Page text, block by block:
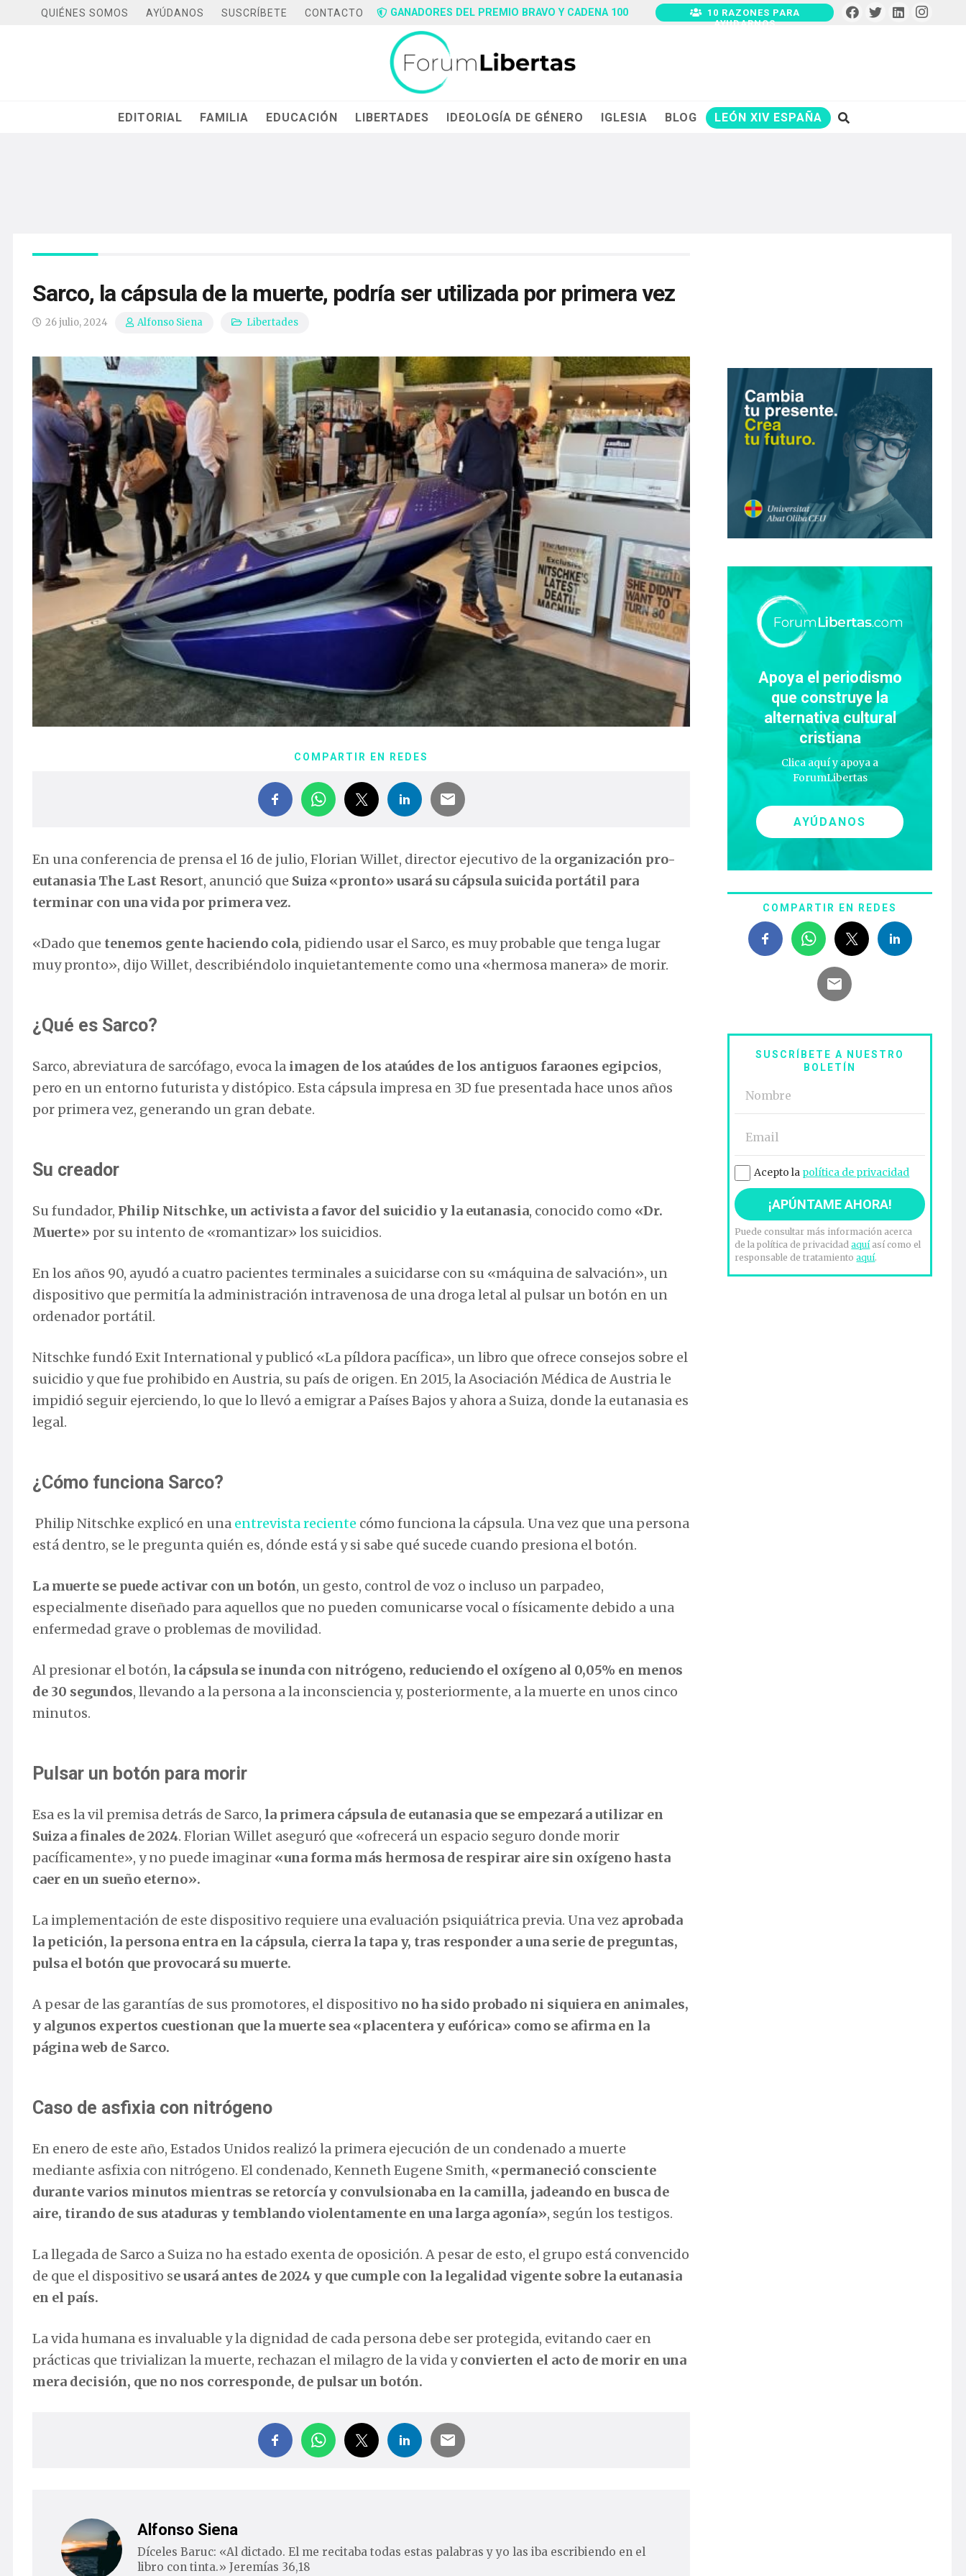
QUIÉNES SOMOS AYÚDANOS SUSCRÍBETE CONTACTO GANADORES DEL PREMIO BRAVO Y CADENA 100
10 RAZONES PARA
AYUDARNOS
EDITORIAL FAMILIA EDUCACIÓN LIBERTADES IDEOLOGÍA DE GÉNERO IGLESIA BLOG LEÓN XIV ESPAÑA
Sarco, la cápsula de la muerte, podría ser utilizada por primera vez
26 julio, 2024 Alfonso Siena Libertades
COMPARTIR EN REDES
En una conferencia de prensa el 16 de julio, Florian Willet, director ejecutivo de la organización pro-
eutanasia The Last Resort, anunció que Suiza «pronto» usará su cápsula suicida portátil para
terminar con una vida por primera vez.
«Dado que tenemos gente haciendo cola, pidiendo usar el Sarco, es muy probable que tenga lugar
muy pronto», dijo Willet, describiéndolo inquietantemente como una «hermosa manera» de morir.
¿Qué es Sarco?
Sarco, abreviatura de sarcófago, evoca la imagen de los ataúdes de los antiguos faraones egipcios,
pero en un entorno futurista y distópico. Esta cápsula impresa en 3D fue presentada hace unos años
por primera vez, generando un gran debate.
Su creador
Su fundador, Philip Nitschke, un activista a favor del suicidio y la eutanasia, conocido como «Dr.
Muerte» por su intento de «romantizar» los suicidios.
En los años 90, ayudó a cuatro pacientes terminales a suicidarse con su «máquina de salvación», un
dispositivo que permitía la administración intravenosa de una droga letal al pulsar un botón en un
ordenador portátil.
Nitschke fundó Exit International y publicó «La píldora pacífica», un libro que ofrece consejos sobre el
suicidio y que fue prohibido en Austria, su país de origen. En 2015, la Asociación Médica de Austria le
impidió seguir ejerciendo, lo que lo llevó a emigrar a Países Bajos y ahora a Suiza, donde la eutanasia es
legal.
¿Cómo funciona Sarco?
Philip Nitschke explicó en una entrevista reciente cómo funciona la cápsula. Una vez que una persona
está dentro, se le pregunta quién es, dónde está y si sabe qué sucede cuando presiona el botón.
La muerte se puede activar con un botón, un gesto, control de voz o incluso un parpadeo,
especialmente diseñado para aquellos que no pueden comunicarse vocal o físicamente debido a una
enfermedad grave o problemas de movilidad.
Al presionar el botón, la cápsula se inunda con nitrógeno, reduciendo el oxígeno al 0,05% en menos
de 30 segundos, llevando a la persona a la inconsciencia y, posteriormente, a la muerte en unos cinco
minutos.
Pulsar un botón para morir
Esa es la vil premisa detrás de Sarco, la primera cápsula de eutanasia que se empezará a utilizar en
Suiza a finales de 2024. Florian Willet aseguró que «ofrecerá un espacio seguro donde morir
pacíficamente», y no puede imaginar «una forma más hermosa de respirar aire sin oxígeno hasta
caer en un sueño eterno».
La implementación de este dispositivo requiere una evaluación psiquiátrica previa. Una vez aprobada
la petición, la persona entra en la cápsula, cierra la tapa y, tras responder a una serie de preguntas,
pulsa el botón que provocará su muerte.
A pesar de las garantías de sus promotores, el dispositivo no ha sido probado ni siquiera en animales,
y algunos expertos cuestionan que la muerte sea «placentera y eufórica» como se afirma en la
página web de Sarco.
Caso de asfixia con nitrógeno
En enero de este año, Estados Unidos realizó la primera ejecución de un condenado a muerte
mediante asfixia con nitrógeno. El condenado, Kenneth Eugene Smith, «permaneció consciente
durante varios minutos mientras se retorcía y convulsionaba en la camilla, jadeando en busca de
aire, tirando de sus ataduras y temblando violentamente en una larga agonía», según los testigos.
La llegada de Sarco a Suiza no ha estado exenta de oposición. A pesar de esto, el grupo está convencido
de que el dispositivo se usará antes de 2024 y que cumple con la legalidad vigente sobre la eutanasia
en el país.
La vida humana es invaluable y la dignidad de cada persona debe ser protegida, evitando caer en
prácticas que trivializan la muerte, rechazan el milagro de la vida yconvierten el acto de morir en una
mera decisión, que no nos corresponde, de pulsar un botón.
Alfonso Siena
Díceles Baruc: «Al dictado. El me recitaba todas estas palabras y yo las iba escribiendo en el
libro con tinta.» Jeremías 36,18
Apoya el periodismo
que construye la
alternativa cultural
cristiana
Clica aquí y apoya a
ForumLibertas
AYÚDANOS
COMPARTIR EN REDES
SUSCRÍBETE A NUESTRO
BOLETÍN
Acepto la política de privacidad
Puede consultar más información acerca
de la política de privacidadaquíasí como el
responsable de tratamientoaquí.